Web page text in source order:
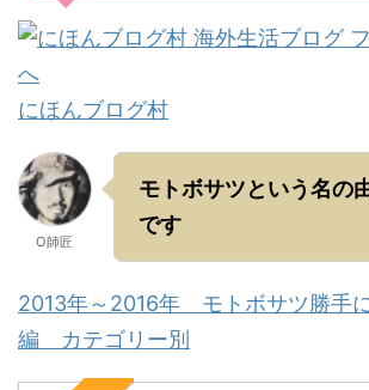
にほんブログ村
O師匠
モトボサツという名の
です
2013年～2016年 モトボサツ勝手
編 カテゴリー別